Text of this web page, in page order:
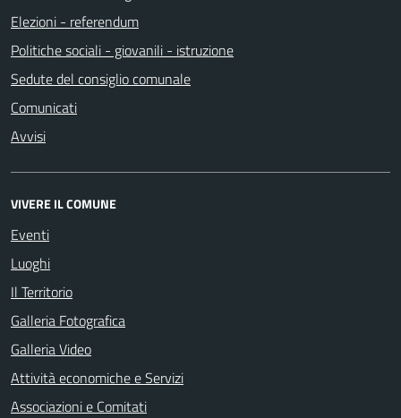
Elezioni - referendum
Politiche sociali - giovanili - istruzione
Sedute del consiglio comunale
Comunicati
Avvisi
VIVERE IL COMUNE
Eventi
Luoghi
Il Territorio
Galleria Fotografica
Galleria Video
Attività economiche e Servizi
Associazioni e Comitati